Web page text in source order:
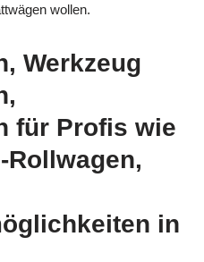
wollen.
Werkzeug
für Profis wie
Rollwagen,
in